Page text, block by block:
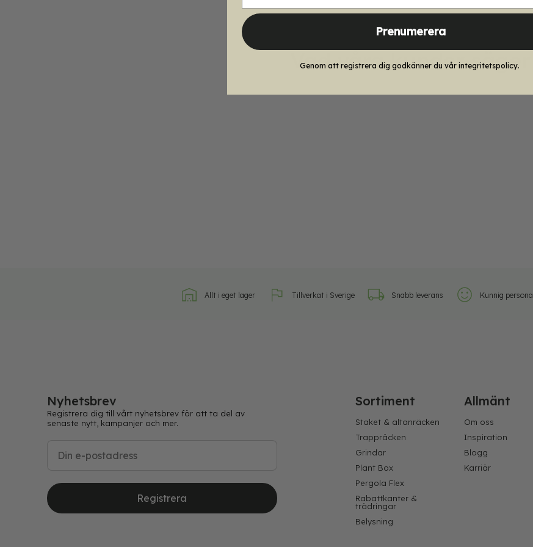
Vad våra kunder säger
Allt i eget lager Tillverkat i Sverige Snabb leverans Kunnig personal
Nyhetsbrev
Registrera dig till vårt nyhetsbrev för att ta del av
senaste nytt, kampanjer och mer.
Registrera
Sortiment
Staket & altanräcken
Trappräcken
Grindar
Plant Box
Pergola Flex
Rabattkanter &
trädringar
Belysning
Allmänt
Om oss
Inspiration
Blogg
Karriär
Prenumerera
Genom att registrera dig godkänner du vår integritetspolicy.